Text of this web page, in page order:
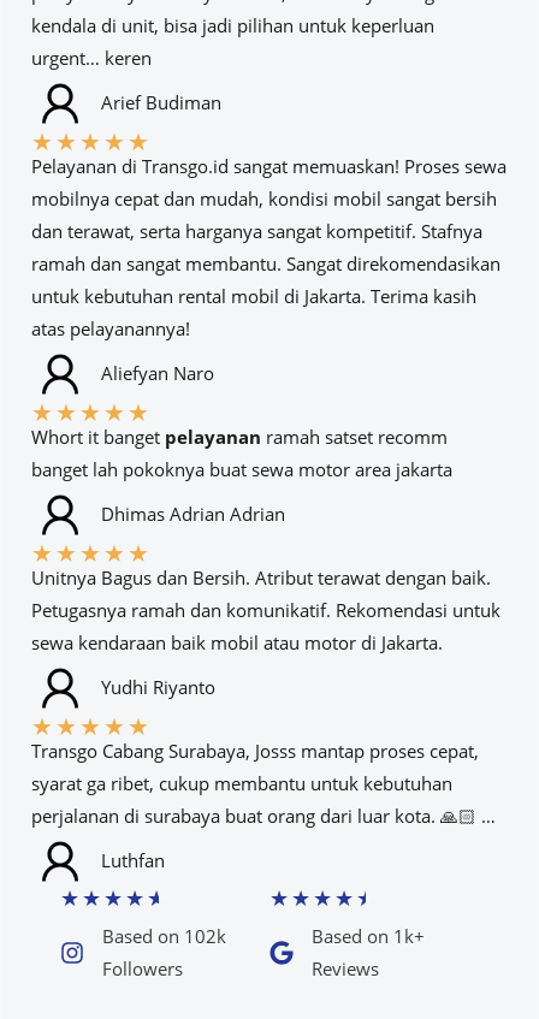
kendala di unit, bisa jadi pilihan untuk keperluan
urgent… keren
Arief Budiman
★★★★★
Pelayanan di Transgo.id sangat memuaskan! Proses sewa
mobilnya cepat dan mudah, kondisi mobil sangat bersih
dan terawat, serta harganya sangat kompetitif. Stafnya
ramah dan sangat membantu. Sangat direkomendasikan
untuk kebutuhan rental mobil di Jakarta. Terima kasih
atas pelayanannya!
Aliefyan Naro
★★★★★
Whort it banget pelayanan ramah satset recomm
banget lah pokoknya buat sewa motor area jakarta
Dhimas Adrian Adrian
★★★★★
Unitnya Bagus dan Bersih. Atribut terawat dengan baik.
Petugasnya ramah dan komunikatif. Rekomendasi untuk
sewa kendaraan baik mobil atau motor di Jakarta.
Yudhi Riyanto
★★★★★
Transgo Cabang Surabaya, Josss mantap proses cepat,
syarat ga ribet, cukup membantu untuk kebutuhan
perjalanan di surabaya buat orang dari luar kota. 🙏🏻 …
Luthfan
★★★★★
Based on 102k
Followers​
★★★★★
Based on 1k+
Reviews​